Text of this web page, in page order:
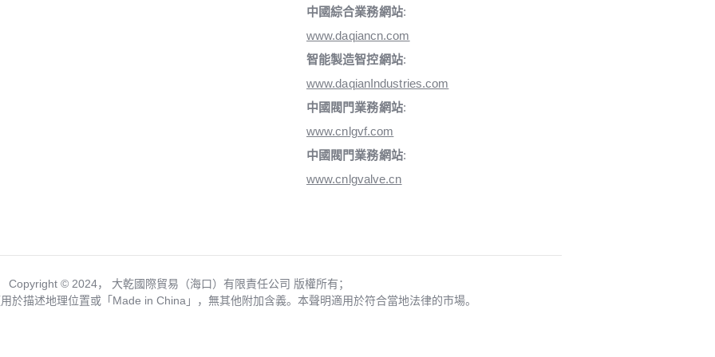
中國綜合業務網站:
www.daqiancn.com
智能製造智控網站:
www.daqianIndustries.com
中國閥門業務網站:
www.cnlgvf.com
中國閥門業務網站:
www.cnlgvalve.cn
Copyright ©️ 2024， 大乾國際貿易（海口）有限責任公司 版權所有；
於描述地理位置或「Made in China」，無其他附加含義。本聲明適用於符合當地法律的市場。